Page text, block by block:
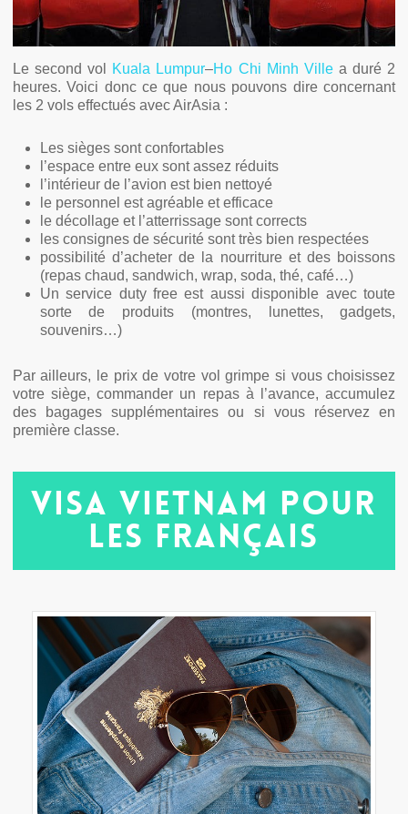
Le second vol Kuala Lumpur–Ho Chi Minh Villea duré 2
heures. Voici donc ce que nous pouvons dire concernant
les 2 vols effectués avec AirAsia :
Les sièges sont confortables
l’espace entre eux sont assez réduits
l’intérieur de l’avion est bien nettoyé
le personnel est agréable et efficace
le décollage et l’atterrissage sont corrects
les consignes de sécurité sont très bien respectées
possibilité d’acheter de la nourriture et des boissons
(repas chaud, sandwich, wrap, soda, thé, café…)
Un service duty free est aussi disponible avec toute
sorte de produits (montres, lunettes, gadgets,
souvenirs…)
Par ailleurs, le prix de votre vol grimpe si vous choisissez
votre siège, commander un repas à l’avance, accumulez
des bagages supplémentaires ou si vous réservez en
première classe.
Visa Vietnam pour
les Français